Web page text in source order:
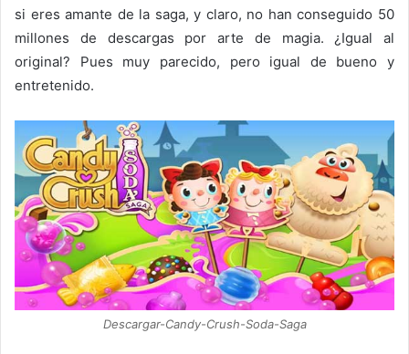
si eres amante de la saga, y claro, no han conseguido 50
millones de descargas por arte de magia. ¿Igual al
original? Pues muy parecido, pero igual de bueno y
entretenido.
Descargar-Candy-Crush-Soda-Saga